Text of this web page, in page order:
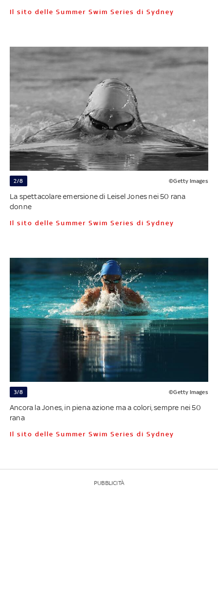
Il sito delle Summer Swim Series di Sydney
2/8 ©Getty Images
La spettacolare emersione di Leisel Jones nei 50 rana
donne
Il sito delle Summer Swim Series di Sydney
3/8 ©Getty Images
Ancora la Jones, in piena azione ma a colori, sempre nei 50
rana
Il sito delle Summer Swim Series di Sydney
PUBBLICITÀ